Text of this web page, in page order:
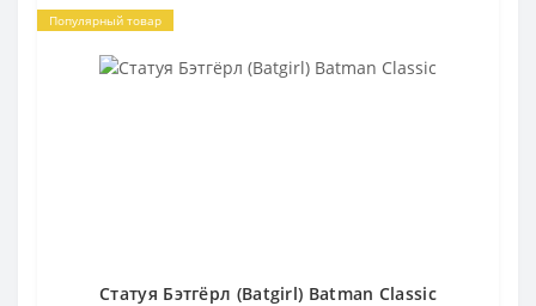
Популярный товар
Статуя Бэтгёрл (Batgirl) Batman Classic